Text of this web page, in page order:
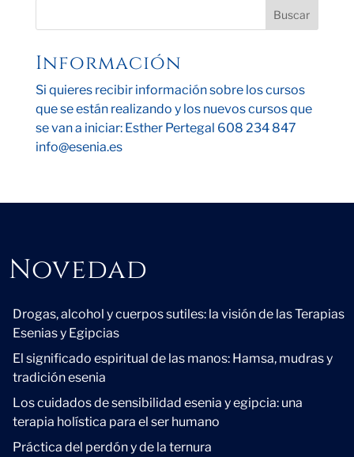
Información
Si quieres recibir información sobre los cursos
que se están realizando y los nuevos cursos que
se van a iniciar: Esther Pertegal 608 234 847
info@esenia.es
Novedad
Novedad
Drogas, alcohol y cuerpos sutiles: la visión de las Terapias
Esenias y Egipcias
El significado espiritual de las manos: Hamsa, mudras y
tradición esenia
Los cuidados de sensibilidad esenia y egipcia: una
terapia holística para el ser humano
Práctica del perdón y de la ternura